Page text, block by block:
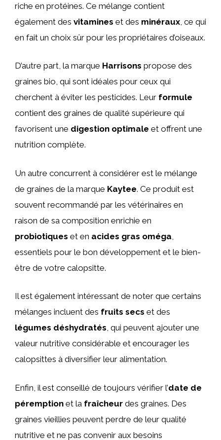
riche en protéines. Ce mélange contient
également des vitamines et des minéraux , ce qui
en fait un choix sûr pour les propriétaires d’oiseaux.
D’autre part, la marque Harrisons propose des
graines bio, qui sont idéales pour ceux qui
cherchent à éviter les pesticides. Leur formule
contient des graines de qualité supérieure qui
favorisent une digestion optimale et offrent une
nutrition complète.
Un autre concurrent à considérer est le mélange
de graines de la marque Kaytee. Ce produit est
souvent recommandé par les vétérinaires en
raison de sa composition enrichie en
probiotiques et en acides gras oméga
essentiels pour le bon développement et le bien-
être de votre calopsitte.
Il est également intéressant de noter que certains
mélanges incluent des fruits secs et des
légumes déshydratés, qui peuvent ajouter une
valeur nutritive considérable et encourager les
calopsittes à diversifier leur alimentation.
Enfin, il est conseillé de toujours vérifier l’date de
péremption et la fraîcheur des graines. Des
graines vieillies peuvent perdre de leur qualité
nutritive et ne pas convenir aux besoins